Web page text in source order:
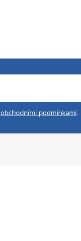
obchodními podmínkami.